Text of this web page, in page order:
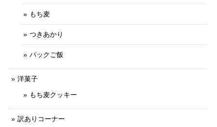
もち麦
つきあかり
パックご飯
洋菓子
もち麦クッキー
訳ありコーナー